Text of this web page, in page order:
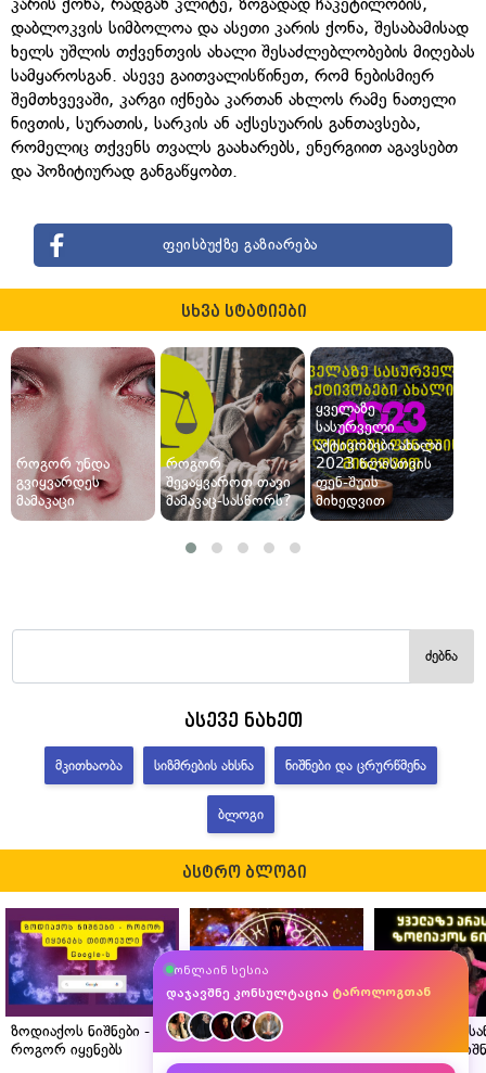
დაბლოკვის სიმბოლოა და ასეთი კარის ქონა, შესაბამისად
ხელს უშლის თქვენთვის ახალი შესაძლებლობების მიღებას
სამყაროსგან. ასევე გაითვალისწინეთ, რომ ნებისმიერ
შემთხვევაში, კარგი იქნება კართან ახლოს რამე ნათელი
ნივთის, სურათის, სარკის ან აქსესუარის განთავსება,
რომელიც თქვენს თვალს გაახარებს, ენერგიით აგავსებთ
და პოზიტიურად განგაწყობთ.
ფეისბუქზე გაზიარება
სხვა სტატიები
როგორ უნდა
გვიყვარდეს
მამაკაცი
როგორ
შევაყვაროთ თავი
მამაკაც-სასწორს?
ყველაზე
სასურველი
აქტივობები ახალი
2023 წლისთვის
ფენ-შუის
მიხედვით
ძებნა
ასევე ნახეთ
ᲛᲙᲘᲗᲮᲐᲝᲑᲐ ᲡᲘᲖᲛᲠᲔᲑᲘᲡ ᲐᲮᲡᲜᲐ ᲜᲘᲨᲜᲔᲑᲘ ᲓᲐ ᲪᲠᲣᲠᲬᲛᲔᲜᲐ
ᲑᲚᲝᲒᲘ
ასტრო ბლოგი
ზოდიაქოს ნიშნები -
როგორ იყენებს
თითოეული Google-ს?
ასტროლოგის რჩევები
ზოდიაქოს თითოეული
ნიშნისთვის
ყველაზე
ზოდიაქოს
ონლაინ სესია
დაჯავშნე კონსულტაცია ტაროლოგთან